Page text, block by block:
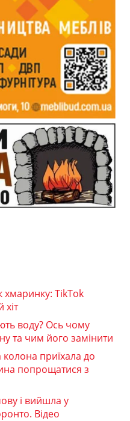
хмаринку: TikTok
хіт
воду? Ось чому
та чим його замінити
приїхала до
попрощатися з
і вийшла у
Відео